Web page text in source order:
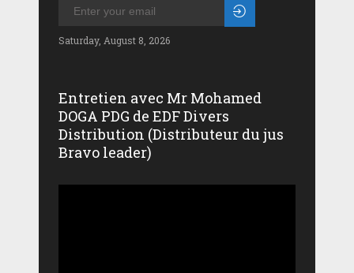
Saturday, August 8, 2026
Entretien avec Mr Mohamed
DOGA PDG de EDF Divers
Distribution (Distributeur du jus
Bravo leader)